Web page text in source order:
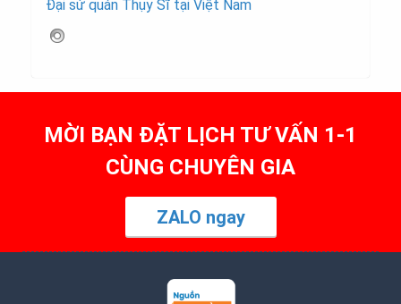
Đại sứ quán Thụy Sĩ tại Việt Nam
MỜI BẠN ĐẶT LỊCH TƯ VẤN 1-1
CÙNG CHUYÊN GIA
ZALO ngay